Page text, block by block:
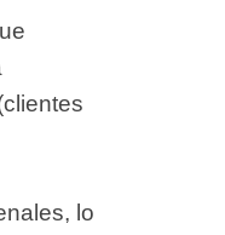
lo